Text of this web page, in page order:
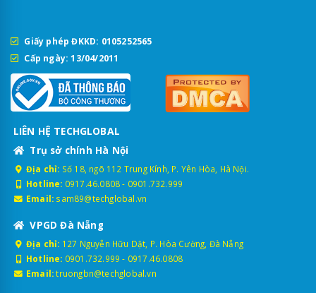
Giấy phép ĐKKD: 0105252565
Cấp ngày: 13/04/2011
LIÊN HỆ TECHGLOBAL
Trụ sở chính Hà Nội
Địa chỉ: Số 18, ngõ 112 Trung Kính, P. Yên Hòa, Hà Nội.
Hotline: 0917.46.0808- 0901.732.999
Email: sam89@techglobal.vn
VPGD Đà Nẵng
Địa chỉ: 127 Nguyễn Hữu Dật, P. Hòa Cường, Đà Nẵng
Hotline: 0901.732.999 - 0917.46.0808
Email: truongbn@techglobal.vn